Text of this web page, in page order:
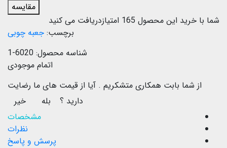
مقایسه
شما با خرید این محصول 165 امتیازدریافت می کنید
برچسب: جعبه چوبی
شناسه محصول: 6020-1
اتمام موجودی
از شما بابت همکاری متشکریم . آیا از قیمت های ما رضایت
دارید ؟
بله
خیر
مشخصات
نظرات
پرسش و پاسخ